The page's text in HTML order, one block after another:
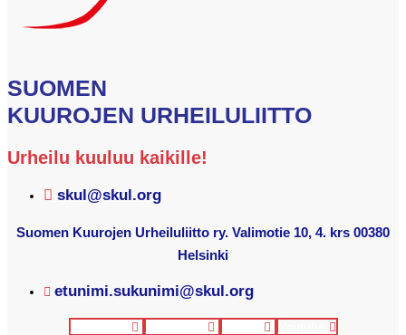
SUOMEN
KUUROJEN URHEILULIITTO
Urheilu kuuluu kaikille!
skul@skul.org
Suomen Kuurojen Urheiluliitto ry. Valimotie 10, 4. krs 00380
Helsinki
etunimi.sukunimi@skul.org